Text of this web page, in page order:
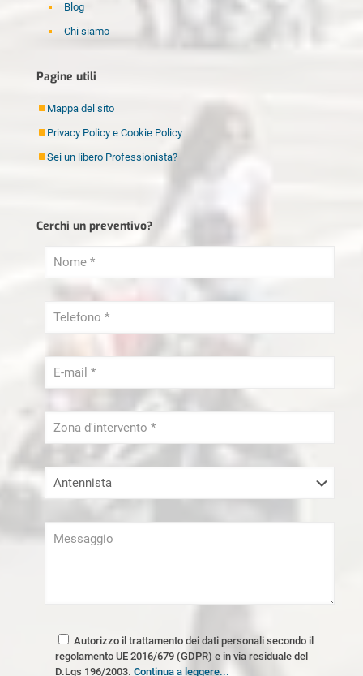
Blog
Chi siamo
Elettricista Milano
Fabbro Milano
Idraulico Milano
Imbianchino Milano
Ristrutturazioni Milano
Sgombero Milano
Tapparellista Milano
Pagine utili
Mappa del sito
Privacy Policy e Cookie Policy
Sei un libero Professionista?
Cerchi un preventivo?
Autorizzo il trattamento dei dati personali secondo il
regolamento UE 2016/679 (GDPR) e in via residuale del
D.Lgs 196/2003. Continua a leggere...